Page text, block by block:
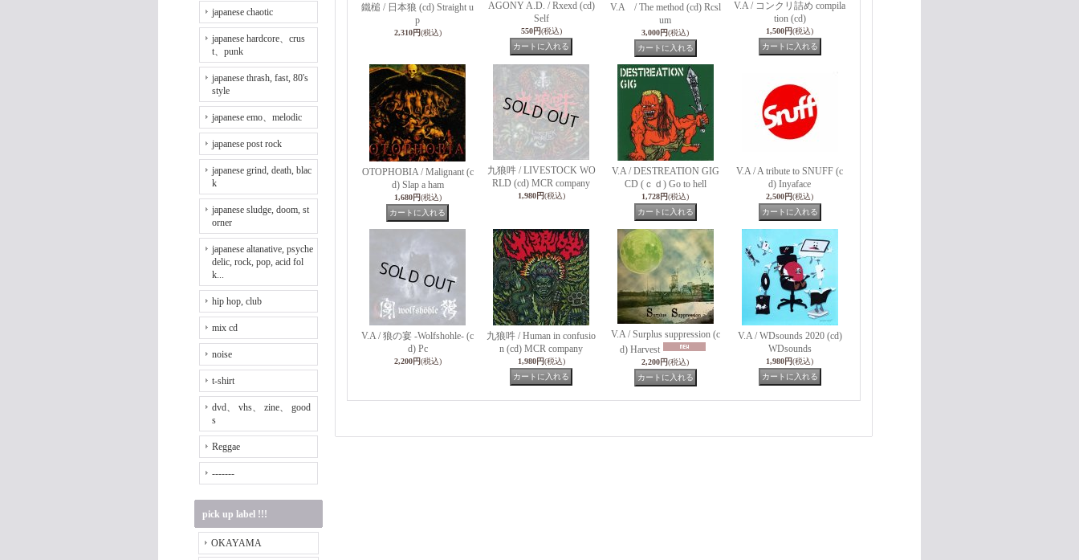
japanese chaotic
japanese hardcore、crus
t、punk
japanese thrash, fast, 80's
style
japanese emo、melodic
japanese post rock
japanese grind, death, blac
k
japanese sludge, doom, st
orner
japanese altanative, psyche
delic, rock, pop, acid fol
k...
hip hop, club
mix cd
noise
t-shirt
dvd、 vhs、 zine、 good
s
Reggae
-------
pick up label !!!
OKAYAMA
鐵槌 / 日本狼 (cd) Straight u
p
2,310円(税込)
AGONY A.D. / Rxexd (cd)
Self
550円(税込)
V.A / The method (cd) Rcsl
um
3,000円(税込)
V.A / コンクリ詰め compila
tion (cd)
1,500円(税込)
OTOPHOBIA / Malignant (c
d) Slap a ham
1,680円(税込)
九狼吽 / LIVESTOCK WO
RLD (cd) MCR company
1,980円(税込)
V.A / DESTREATION GIG
CD (ｃｄ) Go to hell
1,728円(税込)
V.A / A tribute to SNUFF (c
d) Inyaface
2,500円(税込)
V.A / 狼の宴 -Wolfshohle- (c
d) Pc
2,200円(税込)
九狼吽 / Human in confusio
n (cd) MCR company
1,980円(税込)
V.A / Surplus suppression (c
d) Harvest
2,200円(税込)
V.A / WDsounds 2020 (cd)
WDsounds
1,980円(税込)